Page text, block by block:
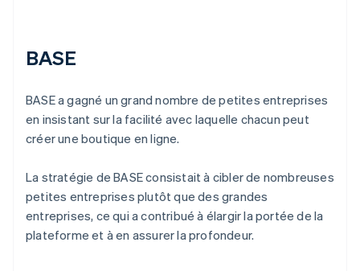
BASE
BASE a gagné un grand nombre de petites entreprises
en insistant sur la facilité avec laquelle chacun peut
créer une boutique en ligne.
La stratégie de BASE consistait à cibler de nombreuses
petites entreprises plutôt que des grandes
entreprises, ce qui a contribué à élargir la portée de la
plateforme et à en assurer la profondeur.